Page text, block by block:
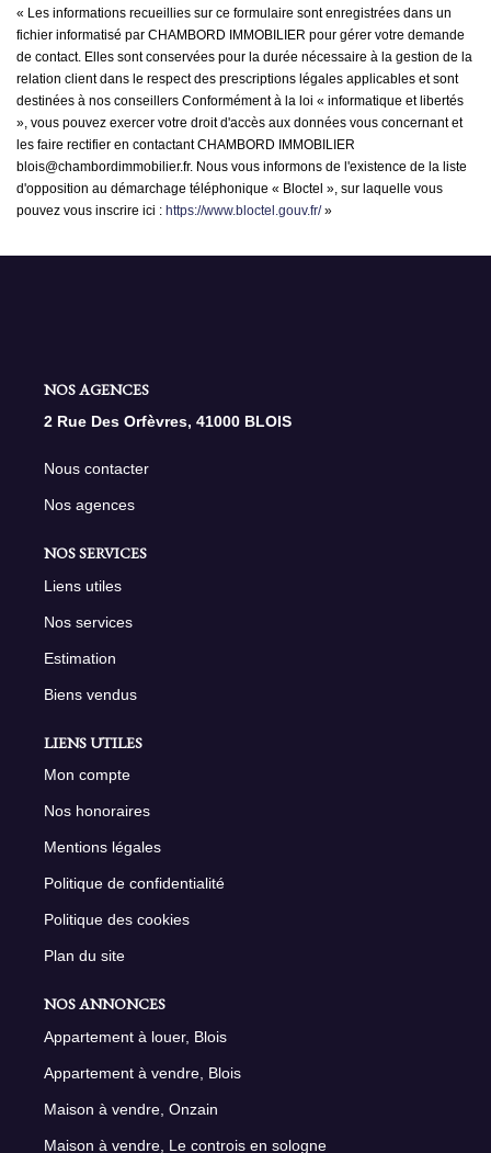
« Les informations recueillies sur ce formulaire sont enregistrées dans un
fichier informatisé par CHAMBORD IMMOBILIER pour gérer votre demande
de contact. Elles sont conservées pour la durée nécessaire à la gestion de la
relation client dans le respect des prescriptions légales applicables et sont
destinées à nos conseillers Conformément à la loi « informatique et libertés
», vous pouvez exercer votre droit d'accès aux données vous concernant et
les faire rectifier en contactant CHAMBORD IMMOBILIER
blois@chambordimmobilier.fr. Nous vous informons de l'existence de la liste
d'opposition au démarchage téléphonique « Bloctel », sur laquelle vous
pouvez vous inscrire ici : https://www.bloctel.gouv.fr/»
NOS AGENCES
2 Rue Des Orfèvres, 41000 BLOIS
Nous contacter
Nos agences
NOS SERVICES
Liens utiles
Nos services
Estimation
Biens vendus
LIENS UTILES
Mon compte
Nos honoraires
Mentions légales
Politique de confidentialité
Politique des cookies
Plan du site
NOS ANNONCES
Appartement à louer, Blois
Appartement à vendre, Blois
Maison à vendre, Onzain
Maison à vendre, Le controis en sologne